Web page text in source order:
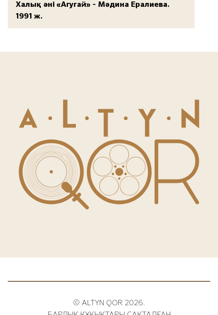
Халық әні «Агугай» - Мәдина Ералиева.
1991 ж.
© ALTYN QOR 2026.